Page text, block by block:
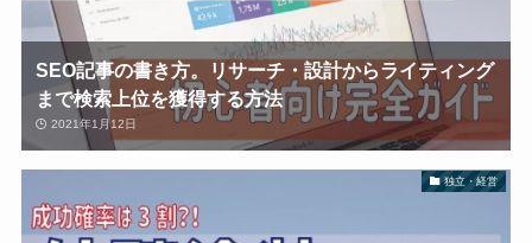
SEO記事の書き方。リサーチ・設計からライティング
まで検索上位を獲得する方法
2021年1月12日
独立・経営